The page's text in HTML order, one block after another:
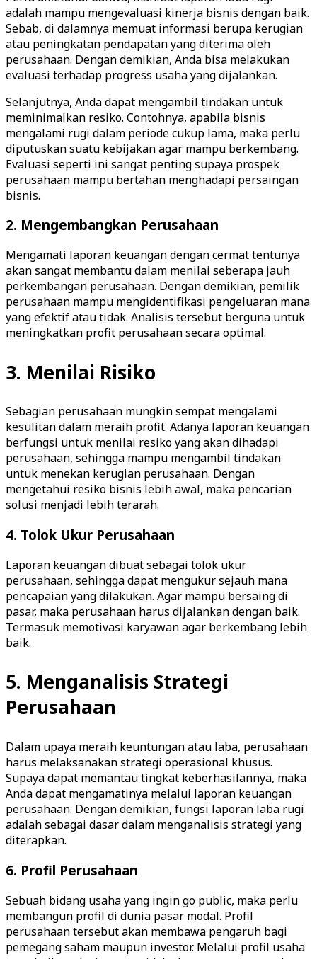
adalah mampu mengevaluasi kinerja bisnis dengan baik.
Sebab, di dalamnya memuat informasi berupa kerugian
atau peningkatan pendapatan yang diterima oleh
perusahaan. Dengan demikian, Anda bisa melakukan
evaluasi terhadap progress usaha yang dijalankan.
Selanjutnya, Anda dapat mengambil tindakan untuk
meminimalkan resiko. Contohnya, apabila bisnis
mengalami rugi dalam periode cukup lama, maka perlu
diputuskan suatu kebijakan agar mampu berkembang.
Evaluasi seperti ini sangat penting supaya prospek
perusahaan mampu bertahan menghadapi persaingan
bisnis.
2. Mengembangkan Perusahaan
Mengamati laporan keuangan dengan cermat tentunya
akan sangat membantu dalam menilai seberapa jauh
perkembangan perusahaan. Dengan demikian, pemilik
perusahaan mampu mengidentifikasi pengeluaran mana
yang efektif atau tidak. Analisis tersebut berguna untuk
meningkatkan profit perusahaan secara optimal.
3. Menilai Risiko
Sebagian perusahaan mungkin sempat mengalami
kesulitan dalam meraih profit. Adanya laporan keuangan
berfungsi untuk menilai resiko yang akan dihadapi
perusahaan, sehingga mampu mengambil tindakan
untuk menekan kerugian perusahaan. Dengan
mengetahui resiko bisnis lebih awal, maka pencarian
solusi menjadi lebih terarah.
4. Tolok Ukur Perusahaan
Laporan keuangan dibuat sebagai tolok ukur
perusahaan, sehingga dapat mengukur sejauh mana
pencapaian yang dilakukan. Agar mampu bersaing di
pasar, maka perusahaan harus dijalankan dengan baik.
Termasuk memotivasi karyawan agar berkembang lebih
baik.
5. Menganalisis Strategi
Perusahaan
Dalam upaya meraih keuntungan atau laba, perusahaan
harus melaksanakan strategi operasional khusus.
Supaya dapat memantau tingkat keberhasilannya, maka
Anda dapat mengamatinya melalui laporan keuangan
perusahaan. Dengan demikian, fungsi laporan laba rugi
adalah sebagai dasar dalam menganalisis strategi yang
diterapkan.
6. Profil Perusahaan
Sebuah bidang usaha yang ingin go public, maka perlu
membangun profil di dunia pasar modal. Profil
perusahaan tersebut akan membawa pengaruh bagi
pemegang saham maupun investor. Melalui profil usaha